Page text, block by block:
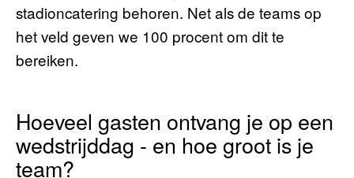
stadioncatering behoren. Net als de teams op
het veld geven we 100 procent om dit te
bereiken.
Hoeveel gasten ontvang je op een
wedstrijddag - en hoe groot is je
team?